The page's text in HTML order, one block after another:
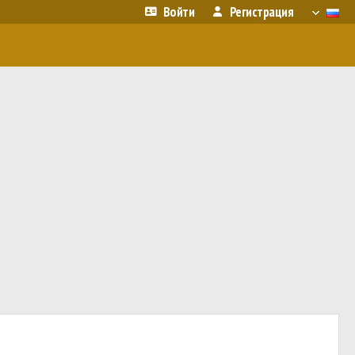
Войти Регистрация